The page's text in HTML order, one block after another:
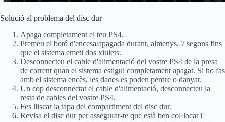
Solució al problema del disc dur
Apaga completament el teu PS4.
Premeu el botó d'encesa/apagada durant, almenys, 7 segons fins
que el sistema emeti dos xiulets.
Desconnecteu el cable d'alimentació del vostre PS4 de la presa
de corrent quan el sistema estigui completament apagat. Si ho fas
amb el sistema encès, les dades es poden perdre o danyar.
Un cop desconnectat el cable d'alimentació, desconnecteu la
resta de cables del vostre PS4.
Fes lliscar la tapa del compartiment del disc dur.
Revisa el disc dur per assegurar-te que està ben col·locat i